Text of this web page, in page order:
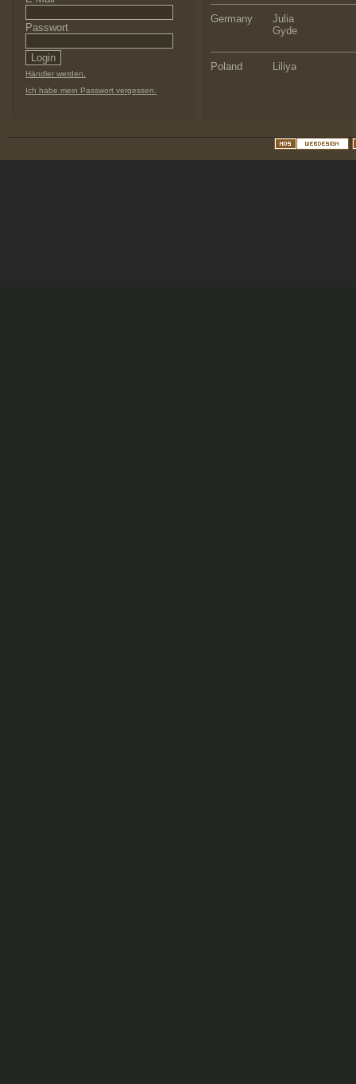
Passwort
Händler werden.
Ich habe mein Passwort vergessen.
Germany
Julia
Gyde
Poland Liliya